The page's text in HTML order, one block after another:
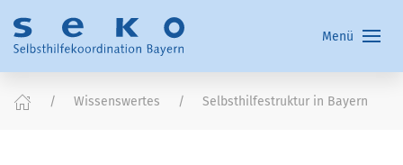
Menü
Wissenswertes Selbsthilfestruktur in Bayern